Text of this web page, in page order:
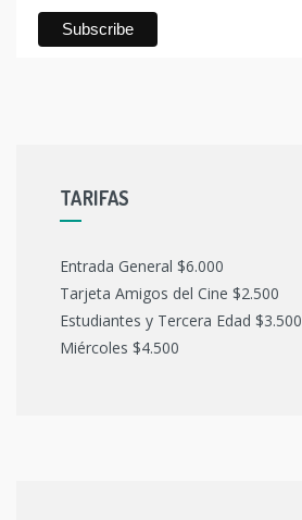
TARIFAS
Entrada General $6.000
Tarjeta Amigos del Cine $2.500
Estudiantes y Tercera Edad $3.500
Miércoles $4.500